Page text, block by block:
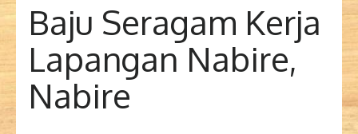
Baju Seragam Kerja
Lapangan Nabire,
Nabire